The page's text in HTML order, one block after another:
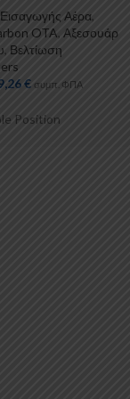
Αέρα,
OTA, Αξεσουάρ
, Βελτίωση
€ συμπ. ΦΠΑ